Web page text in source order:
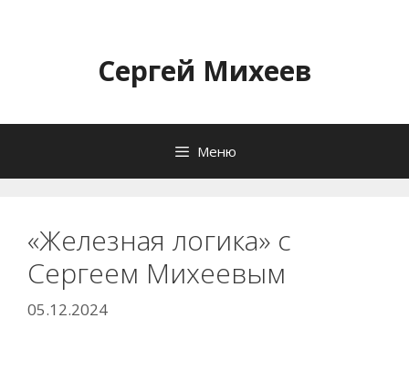
содержимомуСергей Михеев
Меню
«Железная логика» с
Сергеем Михеевым
05.12.2024